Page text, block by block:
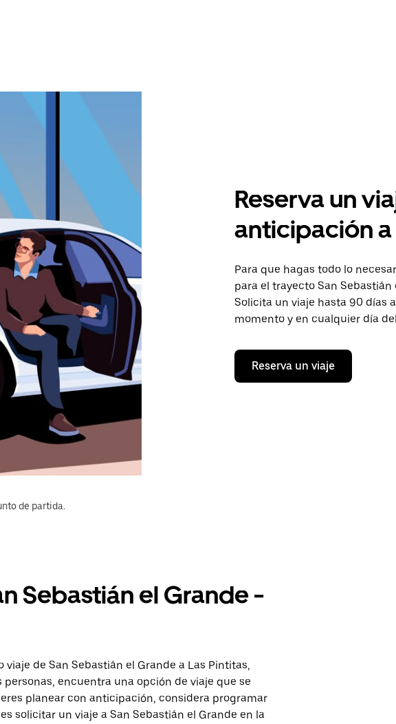
Reserva un
anticipación a
Para que hagas todo lo
para el trayecto San
Solicita un viaje hasta 90 días
momento y en cualquier día
Reserva un viaje
de partida.
Sebastián el Grande -
de San Sebastián el Grande a Las Pintitas,
encuentra una opción de viaje que se
planear con anticipación, considera programar
solicitar un viaje a San Sebastián el Grande en la